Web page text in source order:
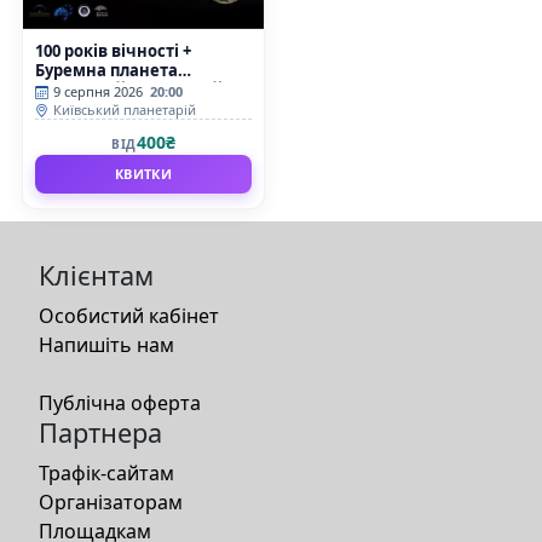
100 років вічності +
Буремна планета
(Київський планетарій)
9 серпня 2026 20:00
Київський планетарій
ВІД400₴
КВИТКИ
Клієнтам
Особистий кабінет
Напишіть нам
Публічна оферта
Партнера
Трафік-сайтам
Організаторам
Площадкам